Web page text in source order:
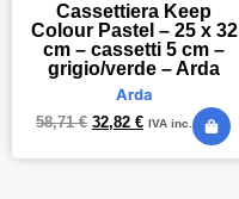
Cassettiera Keep
Colour Pastel – 25 x 32
cm – cassetti 5 cm –
grigio/verde – Arda
Arda
58,71€ 32,82 € IVA inc.